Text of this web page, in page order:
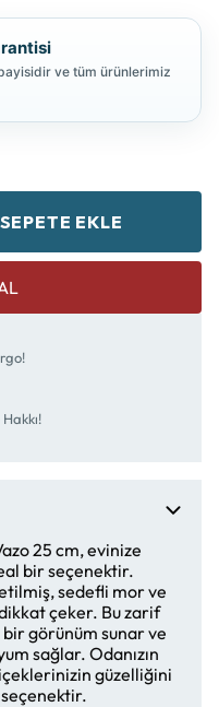
ve tüm ürünlerimiz
SEPETE EKLE
25 cm, evinize
bir seçenektir.
sedefli mor ve
çeker. Bu zarif
bir görünüm sunar ve
sağlar. Odanızın
güzelliğini